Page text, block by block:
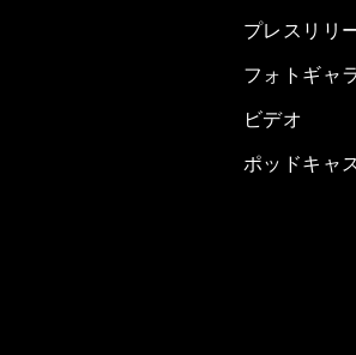
プレスリリ
フォトギャ
ビデオ
ポッドキャ